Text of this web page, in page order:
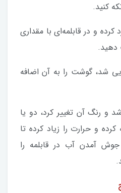
کنید.
و در قابلمه‌ای با مقداری
دهید.
شد، گوشت را به آن اضافه
رنگ آن تغییر کرد، دو یا
و حرارت را زیاد کرده تا
آمدن آب در قابلمه را